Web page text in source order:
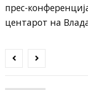
прес-
центарот на